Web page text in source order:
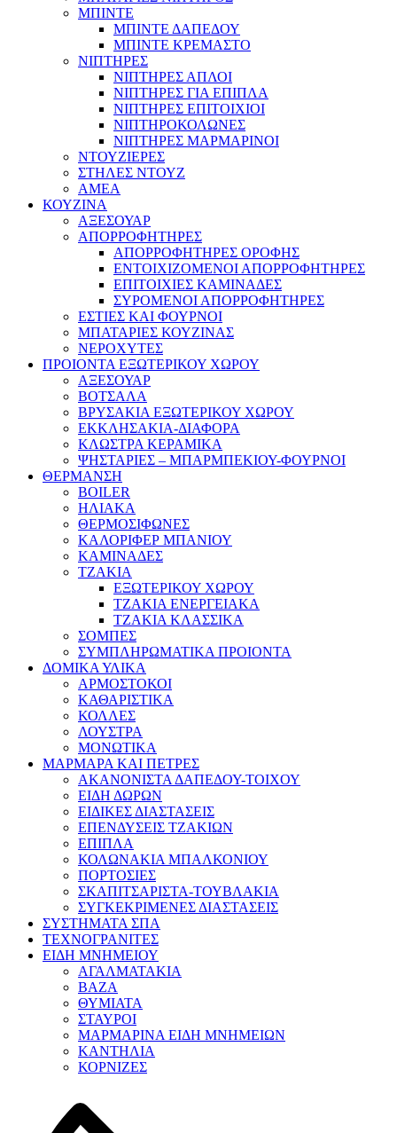
ΜΠΙΝΤΕ
ΜΠΙΝΤΕ ΔΑΠΕΔΟΥ
ΜΠΙΝΤΕ ΚΡΕΜΑΣΤΟ
ΝΙΠΤΗΡΕΣ
ΝΙΠΤΗΡΕΣ ΑΠΛΟΙ
ΝΙΠΤΗΡΕΣ ΓΙΑ ΕΠΙΠΛΑ
ΝΙΠΤΗΡΕΣ ΕΠΙΤΟΙΧΙΟΙ
ΝΙΠΤΗΡΟΚΟΛΩΝΕΣ
ΝΙΠΤΗΡΕΣ ΜΑΡΜΑΡΙΝΟΙ
ΝΤΟΥΖΙΕΡΕΣ
ΣΤΗΛΕΣ ΝΤΟΥΖ
ΑΜΕΑ
ΚΟΥΖΙΝΑ
ΑΞΕΣΟΥΑΡ
ΑΠΟΡΡΟΦΗΤΗΡΕΣ
ΑΠΟΡΡΟΦΗΤΗΡΕΣ ΟΡΟΦΗΣ
ΕΝΤΟΙΧΙΖΟΜΕΝΟΙ ΑΠΟΡΡΟΦΗΤΗΡΕΣ
ΕΠΙΤΟΙΧΙΕΣ ΚΑΜΙΝΑΔΕΣ
ΣΥΡΟΜΕΝΟΙ ΑΠΟΡΡΟΦΗΤΗΡΕΣ
ΕΣΤΙΕΣ ΚΑΙ ΦΟΥΡΝΟΙ
ΜΠΑΤΑΡΙΕΣ ΚΟΥΖΙΝΑΣ
ΝΕΡΟΧΥΤΕΣ
ΠΡΟΙΟΝΤΑ ΕΞΩΤΕΡΙΚΟΥ ΧΩΡΟΥ
ΑΞΕΣΟΥΑΡ
ΒΟΤΣΑΛΑ
ΒΡΥΣΑΚΙΑ ΕΞΩΤΕΡΙΚΟΥ ΧΩΡΟΥ
ΕΚΚΛΗΣΑΚΙΑ-ΔΙΑΦΟΡΑ
ΚΛΩΣΤΡΑ ΚΕΡΑΜΙΚΑ
ΨΗΣΤΑΡΙΕΣ – ΜΠΑΡΜΠΕΚΙΟΥ-ΦΟΥΡΝΟΙ
ΘΕΡΜΑΝΣΗ
BOILER
ΗΛΙΑΚΑ
ΘΕΡΜΟΣΙΦΩΝΕΣ
ΚΑΛΟΡΙΦΕΡ ΜΠΑΝΙΟΥ
ΚΑΜΙΝΑΔΕΣ
ΤΖΑΚΙΑ
ΕΞΩΤΕΡΙΚΟΥ ΧΩΡΟΥ
ΤΖΑΚΙΑ ΕΝΕΡΓΕΙΑΚΑ
ΤΖΑΚΙΑ ΚΛΑΣΣΙΚΑ
ΣΟΜΠΕΣ
ΣΥΜΠΛΗΡΩΜΑΤΙΚΑ ΠΡΟΙΟΝΤΑ
ΔΟΜΙΚΑ ΥΛΙΚΑ
ΑΡΜΟΣΤΟΚΟΙ
ΚΑΘΑΡΙΣΤΙΚΑ
ΚΟΛΛΕΣ
ΛΟΥΣΤΡΑ
ΜΟΝΩΤΙΚΑ
ΜΑΡΜΑΡΑ ΚΑΙ ΠΕΤΡΕΣ
ΑΚΑΝΟΝΙΣΤΑ ΔΑΠΕΔΟΥ-ΤΟΙΧΟΥ
ΕΙΔΗ ΔΩΡΩΝ
ΕΙΔΙΚΕΣ ΔΙΑΣΤΑΣΕΙΣ
ΕΠΕΝΔΥΣΕΙΣ ΤΖΑΚΙΩΝ
ΕΠΙΠΛΑ
ΚΟΛΩΝΑΚΙΑ ΜΠΑΛΚΟΝΙΟΥ
ΠΟΡΤΟΣΙΕΣ
ΣΚΑΠΙΤΣΑΡΙΣΤΑ-ΤΟΥΒΛΑΚΙΑ
ΣΥΓΚΕΚΡΙΜΕΝΕΣ ΔΙΑΣΤΑΣΕΙΣ
ΣΥΣΤΗΜΑΤΑ ΣΠΑ
ΤΕΧΝΟΓΡΑΝΙΤΕΣ
ΕΙΔΗ ΜΝΗΜΕΙΟΥ
ΑΓΑΛΜΑΤΑΚΙΑ
ΒΑΖΑ
ΘΥΜΙΑΤΑ
ΣΤΑΥΡΟΙ
ΜΑΡΜΑΡΙΝΑ ΕΙΔΗ ΜΝΗΜΕΙΩΝ
ΚΑΝΤΗΛΙΑ
ΚΟΡΝΙΖΕΣ